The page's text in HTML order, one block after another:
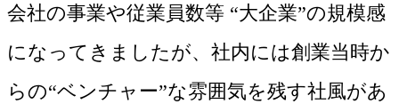
会社の事業や従業員数等 “大企業”の規模感
になってきましたが、社内には創業当時か
らの“ベンチャー”な雰囲気を残す社風があ